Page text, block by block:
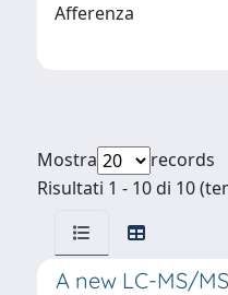
Afferenza
Mostra
records
Risultati 1 - 10 di 10
A new LC-MS/